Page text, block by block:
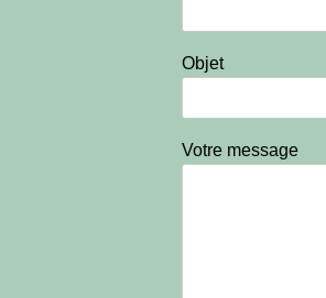
Objet
Votre message